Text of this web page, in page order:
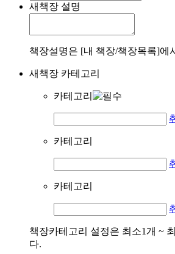
새책장 설명
책장설명은 [내 책장/책장목록]에
새책장 카테고리
카테고리
카테고리
카테고리
책장카테고리 설정은 최소1개 ~
다.